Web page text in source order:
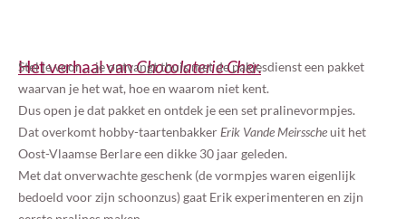
Het verhaal vanChocolaterie Cher.
Stel je voor … je ontvangt thuis met de pakjesdienst een pakket
waarvan je het wat, hoe en waarom niet kent.
Dus open je dat pakket en ontdek je een set pralinevormpjes.
Dat overkomt hobby-taartenbakker Erik Vande Meirssche uit het
Oost-Vlaamse Berlare een dikke 30 jaar geleden.
Met dat onverwachte geschenk (de vormpjes waren eigenlijk
bedoeld voor zijn schoonzus) gaat Erik experimenteren en zijn